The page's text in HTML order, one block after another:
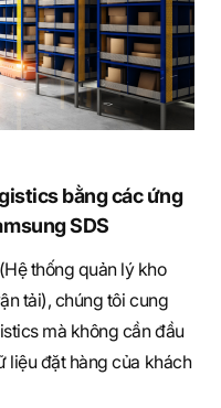
bằng các ứng
SDS
thống quản lý kho
tải), chúng tôi cung
mà không cần đầu
liệu đặt hàng của khách